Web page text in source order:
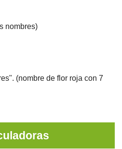
nombres)
(nombre de flor roja con 7